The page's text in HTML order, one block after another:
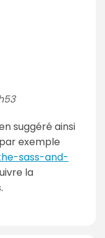
suggéré ainsi
exemple
sass-and-
la